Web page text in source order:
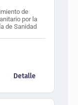
de
por la
de Sanidad
Detalle